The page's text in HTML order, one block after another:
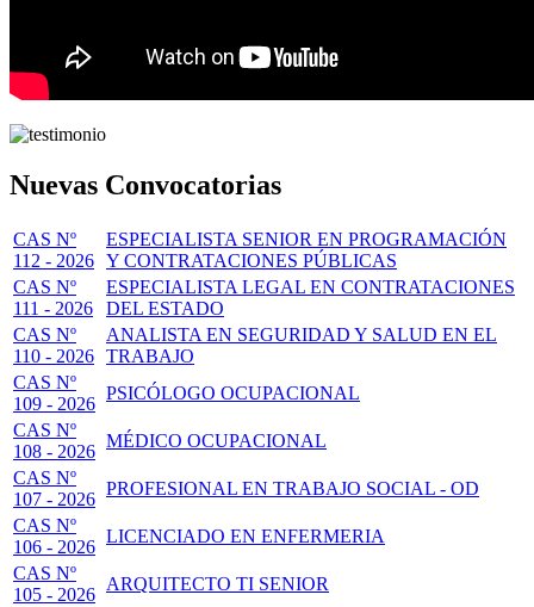
Nuevas Convocatorias
CAS Nº
112 - 2026
ESPECIALISTA SENIOR EN PROGRAMACIÓN
Y CONTRATACIONES PÚBLICAS
CAS Nº
111 - 2026
ESPECIALISTA LEGAL EN CONTRATACIONES
DEL ESTADO
CAS Nº
110 - 2026
ANALISTA EN SEGURIDAD Y SALUD EN EL
TRABAJO
CAS Nº
109 - 2026
PSICÓLOGO OCUPACIONAL
CAS Nº
108 - 2026
MÉDICO OCUPACIONAL
CAS Nº
107 - 2026
PROFESIONAL EN TRABAJO SOCIAL - OD
CAS Nº
106 - 2026
LICENCIADO EN ENFERMERIA
CAS Nº
105 - 2026
ARQUITECTO TI SENIOR